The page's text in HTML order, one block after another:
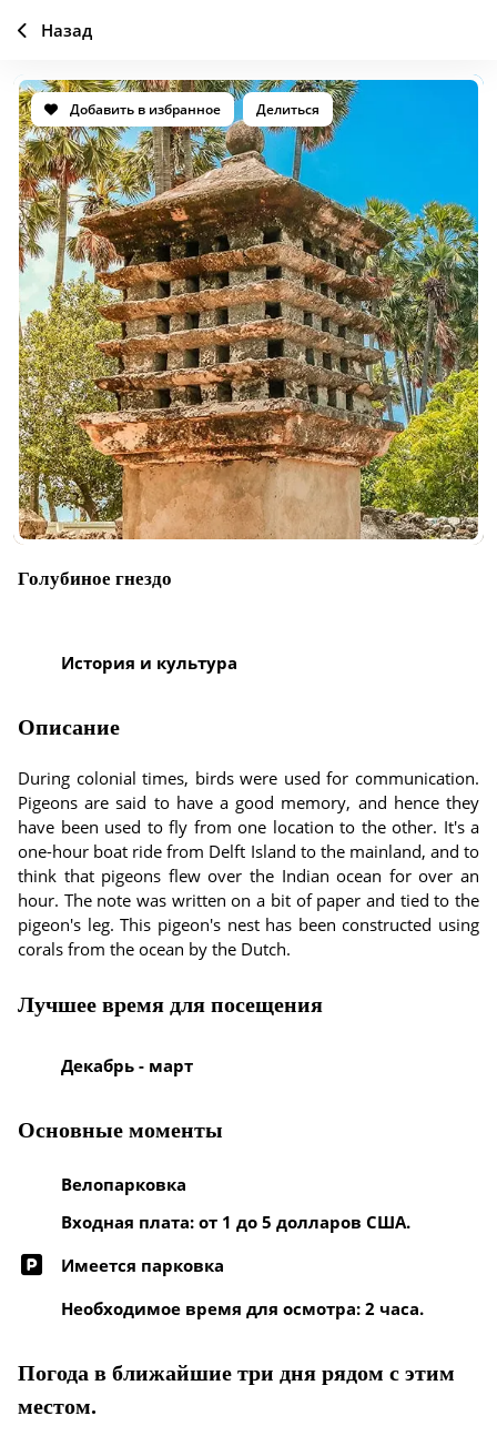
Добавить в избранное Делиться
Голубиное гнездо
История и культура
Описание
During colonial times, birds were used for communication.
Pigeons are said to have a good memory, and hence they
have been used to fly from one location to the other. It's a
one-hour boat ride from Delft Island to the mainland, and to
think that pigeons flew over the Indian ocean for over an
hour. The note was written on a bit of paper and tied to the
pigeon's leg. This pigeon's nest has been constructed using
corals from the ocean by the Dutch.
Лучшее время для посещения
Декабрь - март
Основные моменты
Велопарковка
Входная плата: от 1 до 5 долларов США.
Имеется парковка
Необходимое время для осмотра: 2 часа.
Погода в ближайшие три дня рядом с этим
местом.
Назад